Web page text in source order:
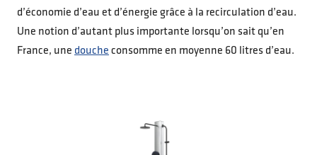
d’économie d’eau et d’énergie grâce à la recirculation d’eau.
Une notion d’autant plus importante lorsqu’on sait qu’en
France, une douche consomme en moyenne 60 litres d’eau.